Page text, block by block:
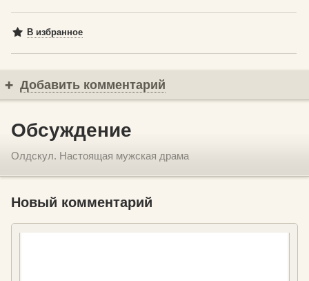
В избранное
Добавить комментарий
Обсуждение
Олдскул. Настоящая мужская драма
Новый комментарий